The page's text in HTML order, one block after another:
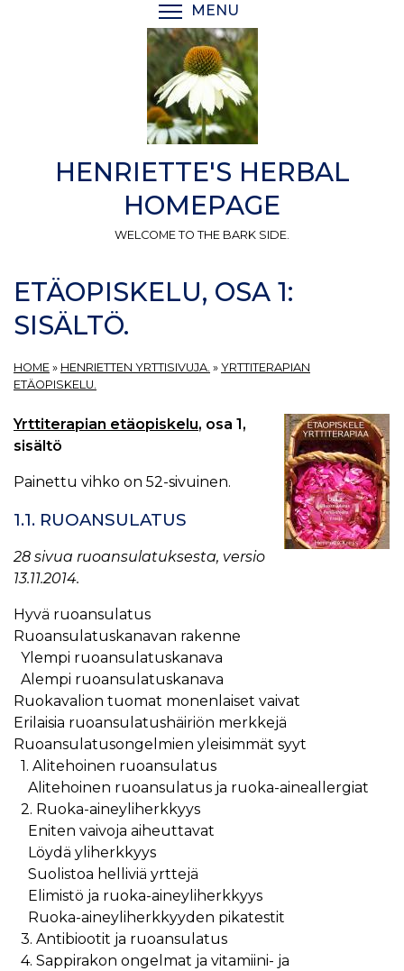
MENU
HENRIETTE'S HERBAL
HOMEPAGE
WELCOME TO THE BARK SIDE.
ETÄOPISKELU, OSA 1:
SISÄLTÖ.
HOME » HENRIETTEN YRTTISIVUJA. » YRTTITERAPIAN
ETÄOPISKELU.
Yrttiterapian etäopiskelu, osa 1,
sisältö
Painettu vihko on 52-sivuinen.
1.1. RUOANSULATUS
28 sivua ruoansulatuksesta, versio
13.11.2014.
Hyvä ruoansulatus
Ruoansulatuskanavan rakenne
Ylempi ruoansulatuskanava
Alempi ruoansulatuskanava
Ruokavalion tuomat monenlaiset vaivat
Erilaisia ruoansulatushäiriön merkkejä
Ruoansulatusongelmien yleisimmät syyt
1. Alitehoinen ruoansulatus
Alitehoinen ruoansulatus ja ruoka-aineallergiat
2. Ruoka-aineyliherkkyys
Eniten vaivoja aiheuttavat
Löydä yliherkkyys
Suolistoa helliviä yrttejä
Elimistö ja ruoka-aineyliherkkyys
Ruoka-aineyliherkkyyden pikatestit
3. Antibiootit ja ruoansulatus
4. Sappirakon ongelmat ja vitamiini- ja